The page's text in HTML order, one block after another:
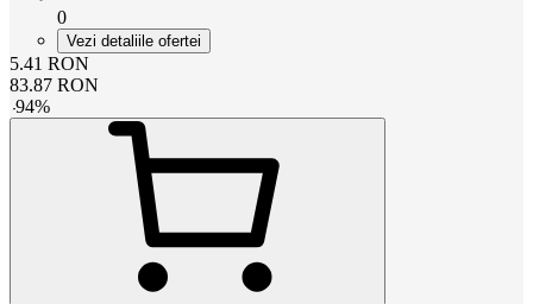
0
Vezi detaliile ofertei
5.41 RON
83.87 RON
-94%